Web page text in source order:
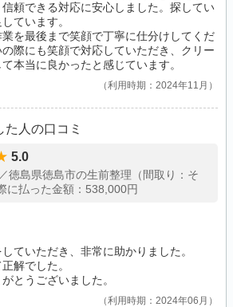
頼できる対応に安心しました。探してい
ています。
を最後まで笑顔で丁寧に仕分けしてくだ
際にも笑顔で対応していただき、クリー
本当に良かったと感じています。
利用時期：2024年11月
た人の口コミ
5.0
徳島県徳島市の生前整理（間取り：そ
に払った金額：538,000円
ていただき、非常に助かりました。
解でした。
とうございました。
利用時期：2024年06月